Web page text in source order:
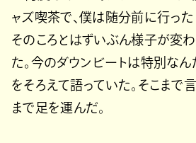
ャズ喫茶で、僕は随分前に行った
そのころとはずいぶん様子が変
た。今のダウンビートは特別なん
をそろえて語っていた。そこまで
まで足を運んだ。